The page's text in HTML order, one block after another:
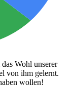
Wohl unserer
von ihm gelernt.
wollen!